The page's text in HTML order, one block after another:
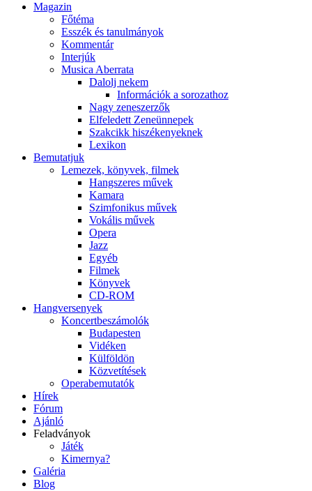
Magazin
Főtéma
Esszék és tanulmányok
Kommentár
Interjúk
Musica Aberrata
Dalolj nekem
Információk a sorozathoz
Nagy zeneszerzők
Elfeledett Zeneünnepek
Szakcikk hiszékenyeknek
Lexikon
Bemutatjuk
Lemezek, könyvek, filmek
Hangszeres művek
Kamara
Szimfonikus művek
Vokális művek
Opera
Jazz
Egyéb
Filmek
Könyvek
CD-ROM
Hangversenyek
Koncertbeszámolók
Budapesten
Vidéken
Külföldön
Közvetítések
Operabemutatók
Hírek
Fórum
Ajánló
Feladványok
Játék
Kimernya?
Galéria
Blog